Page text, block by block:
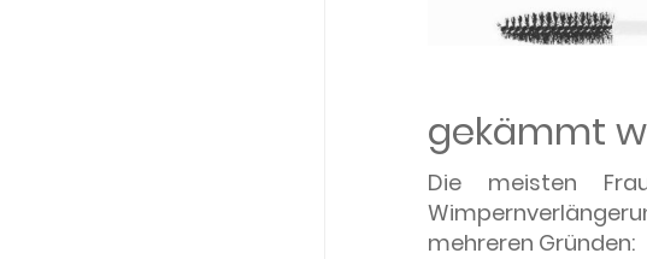
gekämmt
Die meisten
mehreren Gründen: